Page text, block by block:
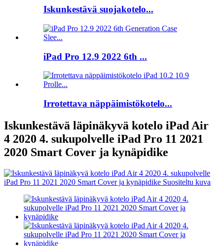
Iskunkestävä suojakotelo...
iPad Pro 12.9 2022 6th ...
Irrotettava näppäimistökotelo...
Iskunkestävä läpinäkyvä kotelo iPad Air
4 2020 4. sukupolvelle iPad Pro 11 2021
2020 Smart Cover ja kynäpidike